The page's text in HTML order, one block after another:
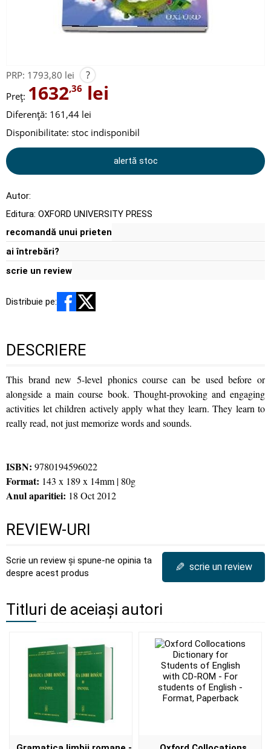
PRP: 1793,80 lei ?
Preț: 1632,36 lei
Diferență: 161,44 lei
Disponibilitate: stoc indisponibil
alertă stoc
Autor:
Editura: OXFORD UNIVERSITY PRESS
recomandă unui prieten
ai întrebări?
scrie un review
Distribuie pe:
DESCRIERE
This brand new 5-level phonics course can be used before or
alongside a main course book. Thought-provoking and engaging
activities let children actively apply what they learn. They learn to
really read, not just memorize words and sounds.
ISBN: 9780194596022
Format: 143 x 189 x 14mm | 80g
Anul aparitiei: 18 Oct 2012
REVIEW-URI
Scrie un review și spune-ne opinia ta
despre acest produs
✎ scrie un review
Titluri de aceiași autori